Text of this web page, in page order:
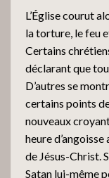
L’Église courut
la torture, le feu
Certains
déclarant que
D’autres se
certains points
nouveaux
heure
de Jésus-Christ.
Satan lui-même